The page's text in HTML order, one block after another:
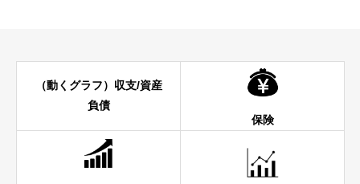
（動くグラフ）収支/資産
負債
保険